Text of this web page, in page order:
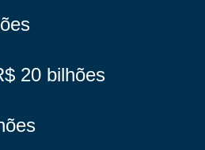
20 bilhões